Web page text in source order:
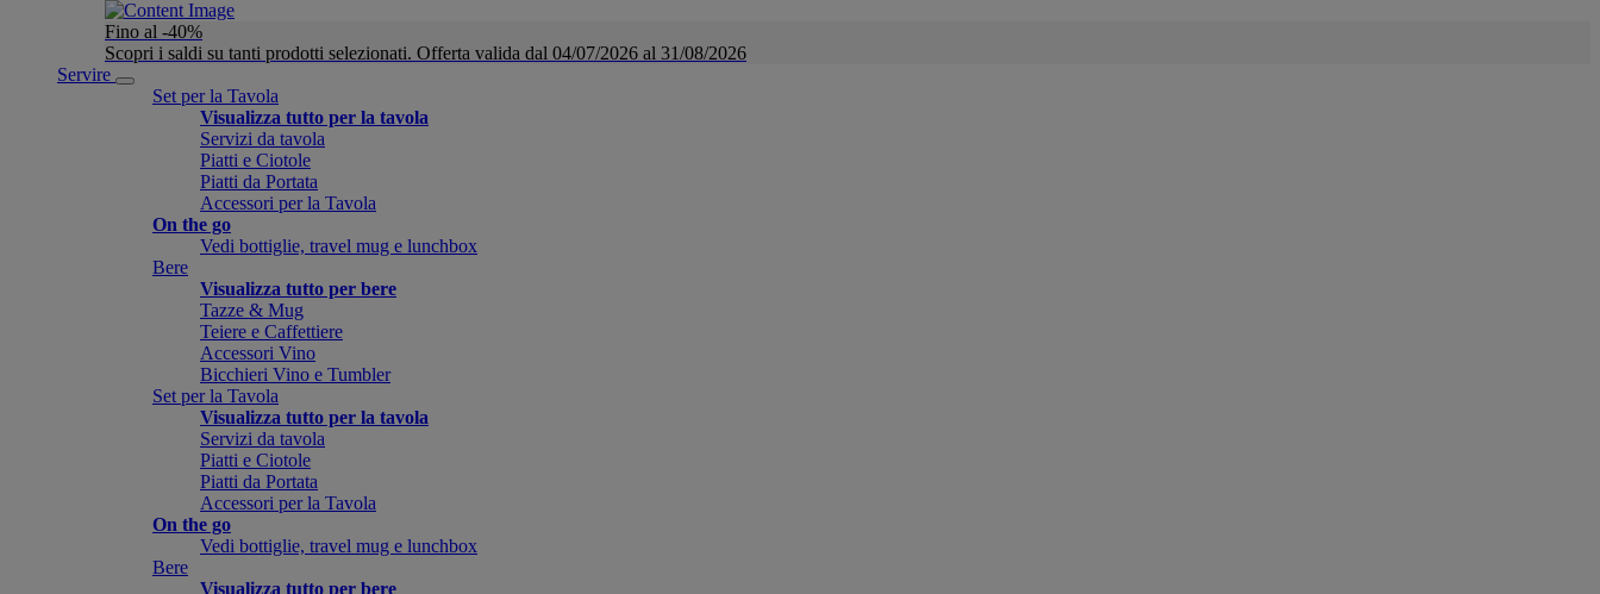
Fino al -40%
Scopri i saldi su tanti prodotti selezionati. Offerta valida dal 04/07/2026 al 31/08/2026
Servire
Set per la Tavola
Visualizza tutto per la tavola
Servizi da tavola
Piatti e Ciotole
Piatti da Portata
Accessori per la Tavola
On the go
Vedi bottiglie, travel mug e lunchbox
Bere
Visualizza tutto per bere
Tazze & Mug
Teiere e Caffettiere
Accessori Vino
Bicchieri Vino e Tumbler
Set per la Tavola
Visualizza tutto per la tavola
Servizi da tavola
Piatti e Ciotole
Piatti da Portata
Accessori per la Tavola
On the go
Vedi bottiglie, travel mug e lunchbox
Bere
Visualizza tutto per bere